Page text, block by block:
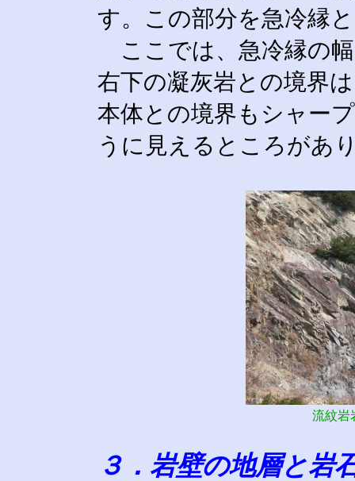
す。この部分を急冷縁
ここでは、急冷縁の
右下の凝灰岩との境界
本体との境界もシャー
うに見えるところがあ
流紋岩
３．岩壁の地層と岩